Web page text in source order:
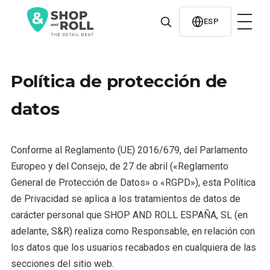
contenido
ESP
Política de protección de
datos
Conforme al Reglamento (UE) 2016/679, del Parlamento
Europeo y del Consejo, de 27 de abril («Reglamento
General de Protección de Datos» o «RGPD»), esta Política
de Privacidad se aplica a los tratamientos de datos de
carácter personal que SHOP AND ROLL ESPAÑA, SL (en
adelante, S&R) realiza como Responsable, en relación con
los datos que los usuarios recabados en cualquiera de las
secciones del sitio web.